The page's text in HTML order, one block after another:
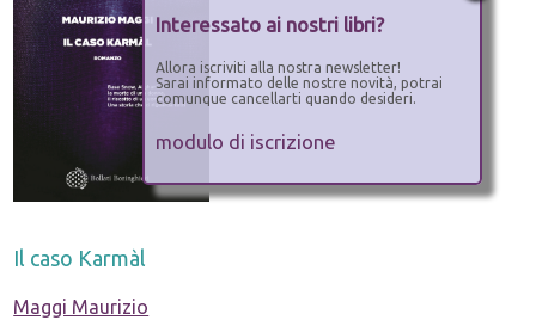
Il caso Karmàl
Maggi Maurizio
Interessato ai nostri libri?
Allora iscriviti alla nostra newsletter!
Sarai informato delle nostre novità, potrai
comunque cancellarti quando desideri.
modulo di iscrizione